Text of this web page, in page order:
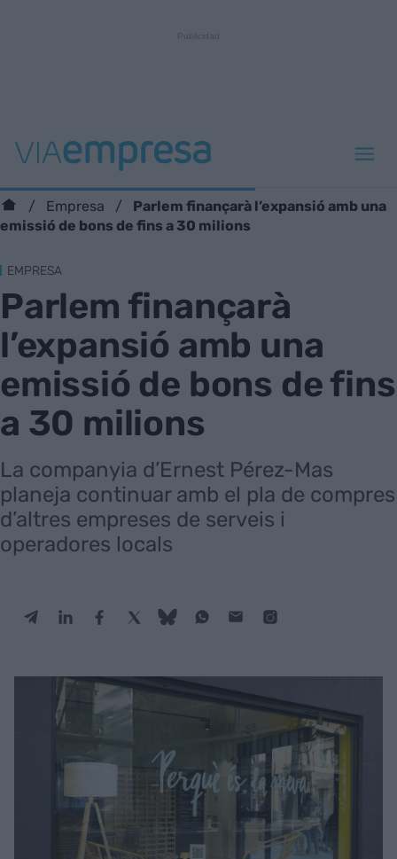
Empresa
Parlem finançarà l’expansió amb una
emissió de bons de fins a 30 milions
EMPRESA
Parlem finançarà
l’expansió amb una
emissió de bons de fins
a 30 milions
La companyia d’Ernest Pérez-Mas
planeja continuar amb el pla de compres
d’altres empreses de serveis i
operadores locals